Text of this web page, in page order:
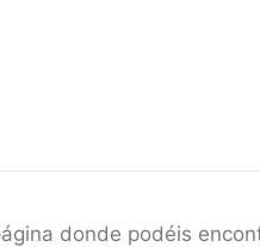
donde podéis